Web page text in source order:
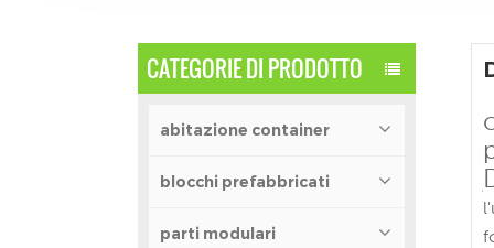
CATEGORIE DI PRODOTTO
abitazione container
blocchi prefabbricati
parti modulari